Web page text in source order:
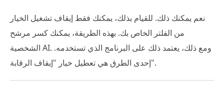
نعم يمكنك ذلك. للقيام بذلك، يمكنك فقط إيقاف تشغيل الخيار
من الفلتر الخاص بك. بهذه الطريقة، يمكنك كسر مرشح
الشخصية AI. ومع ذلك، يعتمد ذلك على البرنامج الذي تستخدمه.
إحدى الطرق هي تعطيل خيار "إيقاف الرقابة".